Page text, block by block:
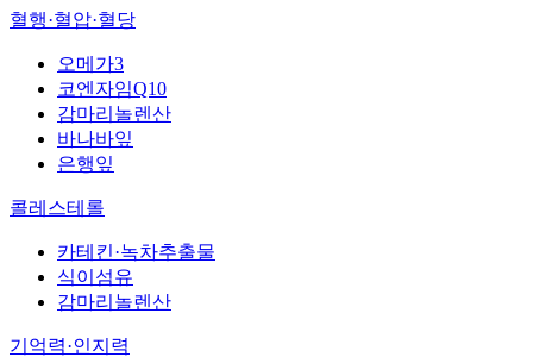
혈행·혈압·혈당
오메가3
코엔자임Q10
감마리놀렌산
바나바잎
은행잎
콜레스테롤
카테킨·녹차추출물
식이섬유
감마리놀렌산
기억력·인지력